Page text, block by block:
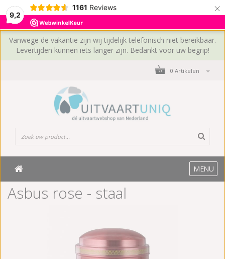
9,2
1161 Reviews ×
Vanwege de vakantie zijn wij tijdelijk telefonisch niet bereikbaar.
Levertijden kunnen iets langer zijn. Bedankt voor uw begrip!
0 Artikelen
MENU
Asbus rose - staal